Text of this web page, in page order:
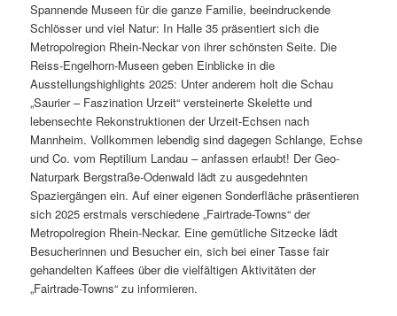
Spannende Museen für die ganze Familie, beeindruckende
Schlösser und viel Natur: In Halle 35 präsentiert sich die
Metropolregion Rhein-Neckar von ihrer schönsten Seite. Die
Reiss-Engelhorn-Museen geben Einblicke in die
Ausstellungshighlights 2025: Unter anderem holt die Schau
„Saurier – Faszination Urzeit“ versteinerte Skelette und
lebensechte Rekonstruktionen der Urzeit-Echsen nach
Mannheim. Vollkommen lebendig sind dagegen Schlange, Echse
und Co. vom Reptilium Landau – anfassen erlaubt! Der Geo-
Naturpark Bergstraße-Odenwald lädt zu ausgedehnten
Spaziergängen ein. Auf einer eigenen Sonderfläche präsentieren
sich 2025 erstmals verschiedene „Fairtrade-Towns“ der
Metropolregion Rhein-Neckar. Eine gemütliche Sitzecke lädt
Besucherinnen und Besucher ein, sich bei einer Tasse fair
gehandelten Kaffees über die vielfältigen Aktivitäten der
„Fairtrade-Towns“ zu informieren.